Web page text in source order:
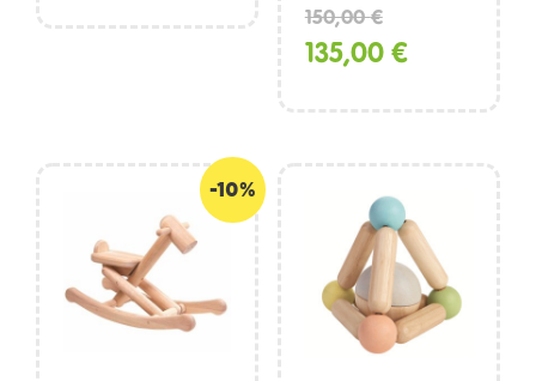
150,00€
price
135,00€
-10%